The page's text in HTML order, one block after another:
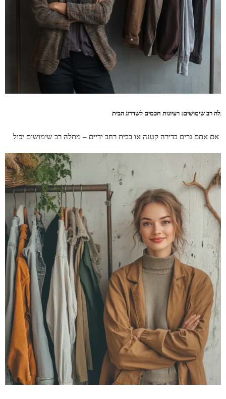
רב שימושים: רעיונות חכמים לשדרוג הבית
אם אתם גרים בדירה קטנה או בבית רחב ידיים – מתלה רב שימושים יכול